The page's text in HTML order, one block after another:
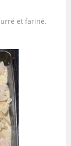
et fariné.